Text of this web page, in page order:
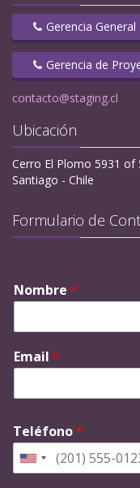
Gerencia General
Gerencia de
contacto@staging.cl
Ubicación
Cerro El Plomo 5931 of
Santiago - Chile
Formulario de
Nombre *
Email *
Teléfono*